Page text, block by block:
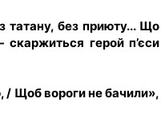
татану, без приюту... Що
герой п’єси
/ Щоб вороги не бачили»,